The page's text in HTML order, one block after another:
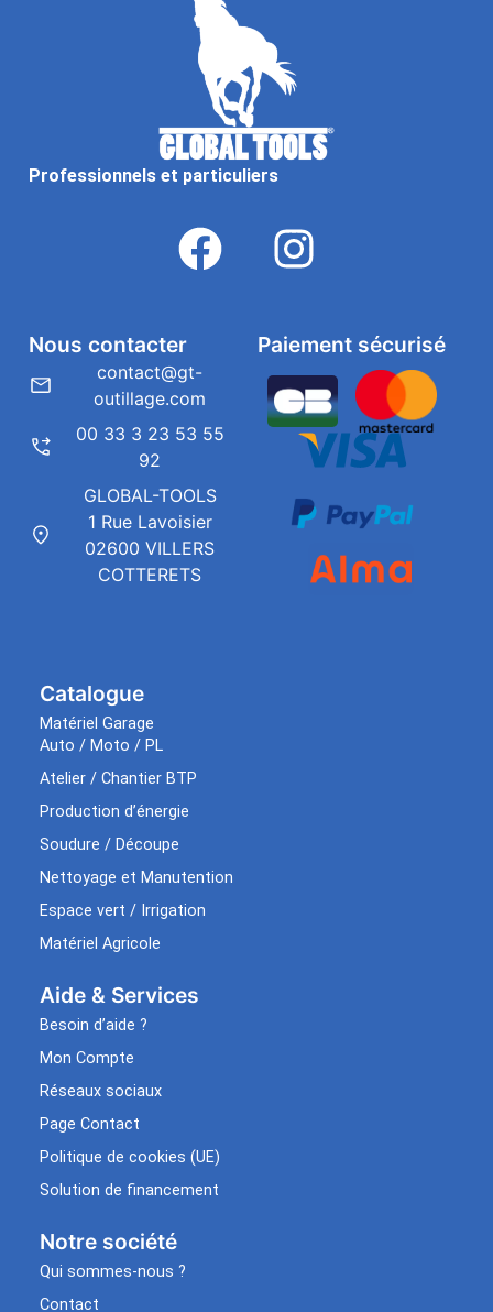
Professionnels et particuliers
Catalogue
Matériel Garage
Auto / Moto / PL
Atelier / Chantier BTP
Production d’énergie
Soudure / Découpe
Nettoyage et Manutention
Espace vert / Irrigation
Matériel Agricole
Aide & Services​
Besoin d’aide ?
Mon Compte
Réseaux sociaux
Page Contact
Politique de cookies (UE)
Solution de financement
Notre société
Qui sommes-nous ?
Contact
Paiement sécurisé
Nous contacter
contact@gt-
outillage.com
00 33 3 23 53 55
92
GLOBAL-TOOLS
1 Rue Lavoisier
02600 VILLERS
COTTERETS